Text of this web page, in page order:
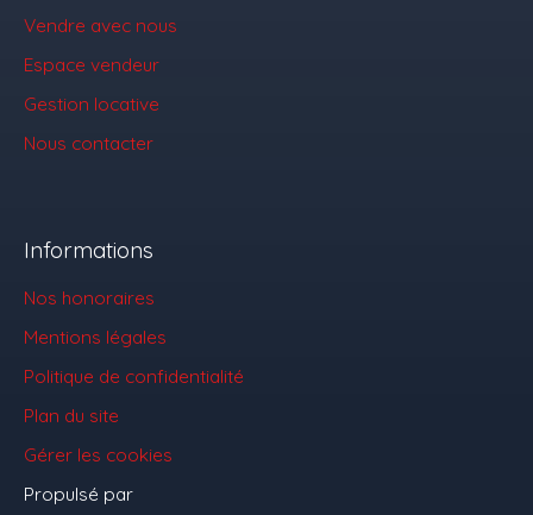
Vendre avec nous
Espace vendeur
Gestion locative
Nous contacter
Informations
Nos honoraires
Mentions légales
Politique de confidentialité
Plan du site
Gérer les cookies
Propulsé par